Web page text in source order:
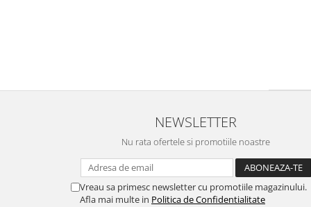
NEWSLETTER
Nu rata ofertele si promotiile noastre
Vreau sa primesc newsletter cu promotiile magazinului.
Afla mai multe in Politica de Confidentialitate